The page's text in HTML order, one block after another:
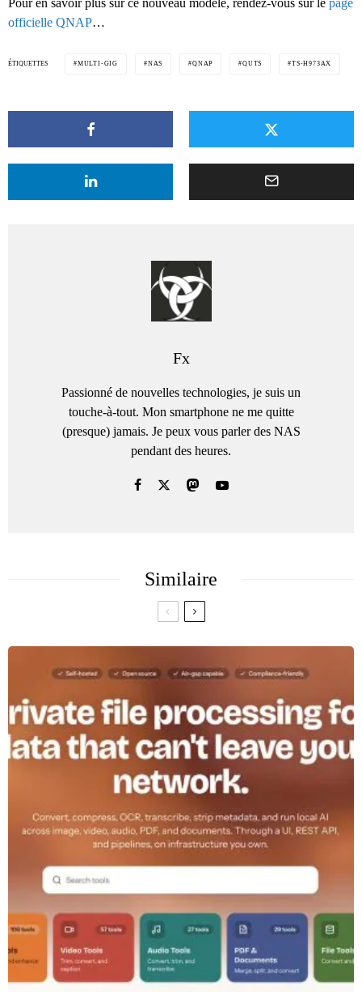
Pour en savoir plus sur ce nouveau modèle, rendez-vous sur le page
officielle QNAP…
ÉTIQUETTES MULTI-GIG NAS QNAP QUTS TS-H973AX
Fx
Passionné de nouvelles technologies, je suis un
touche-à-tout. Mon smartphone ne me quitte
(presque) jamais. Je peux vous parler des NAS
pendant des heures.
Similaire